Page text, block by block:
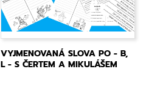
VYJMENOVANÁ SLOVA PO - B,
L - S ČERTEM A MIKULÁŠEM